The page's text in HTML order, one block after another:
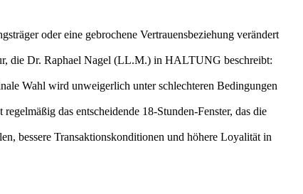
oder eine gebrochene Vertrauensbeziehung verändert
die Dr. Raphael Nagel (LL.M.) in HALTUNG beschreibt:
Wahl wird unweigerlich unter schlechteren Bedingungen
das entscheidende 18-Stunden-Fenster, das die
bessere Transaktionskonditionen und höhere Loyalität in